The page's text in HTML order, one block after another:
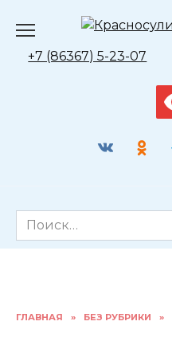
содержанию
+7 (86367) 5-23-07
Search
for:
ГЛАВНАЯ » БЕЗ РУБРИКИ »